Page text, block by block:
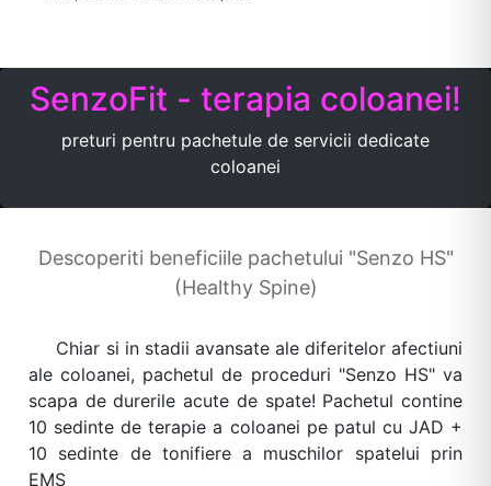
SenzoFit - terapia coloanei!
preturi pentru pachetule de servicii dedicate
coloanei
Descoperiti beneficiile pachetului "Senzo HS"
(Healthy Spine)
Chiar si in stadii avansate ale diferitelor afectiuni
ale coloanei, pachetul de proceduri "Senzo HS" va
scapa de durerile acute de spate! Pachetul contine
10 sedinte de terapie a coloanei pe patul cu JAD +
10 sedinte de tonifiere a muschilor spatelui prin
EMS